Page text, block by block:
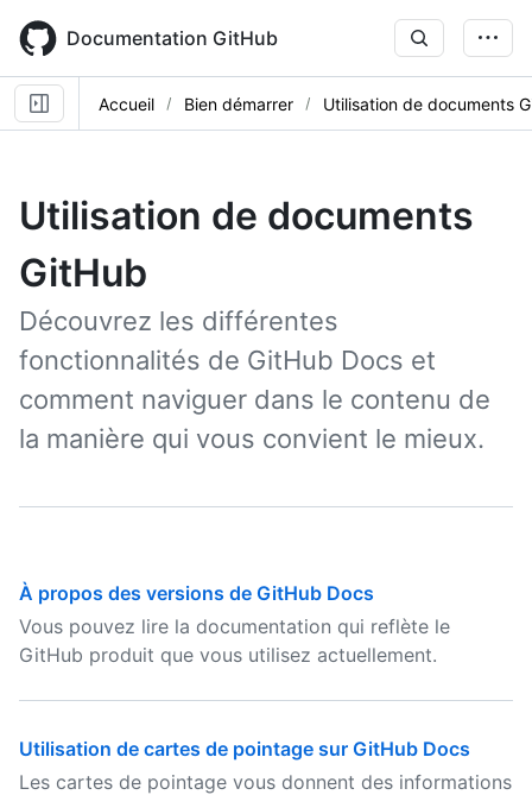
main
content
Documentation GitHub
Accueil Bien démarrer Utilisation de documents
Utilisation de documents
GitHub
Découvrez les différentes
fonctionnalités de GitHub Docs et
comment naviguer dans le contenu de
la manière qui vous convient le mieux.
À propos des versions de GitHub Docs
Vous pouvez lire la documentation qui reflète le
GitHub produit que vous utilisez actuellement.
Utilisation de cartes de pointage sur GitHub Docs
Les cartes de pointage vous donnent des informations